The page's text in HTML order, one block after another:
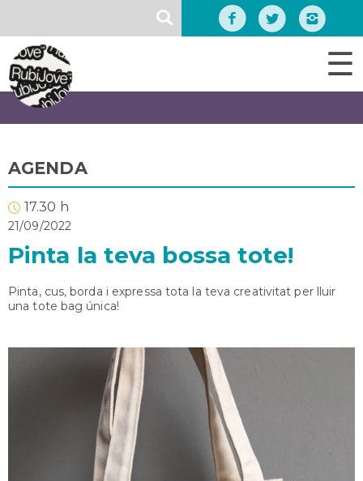
contingut
☰
AGENDA
17.30 h
21/09/2022
Pinta la teva bossa tote!
Pinta, cus, borda i expressa tota la teva creativitat per lluir
una tote bag única!